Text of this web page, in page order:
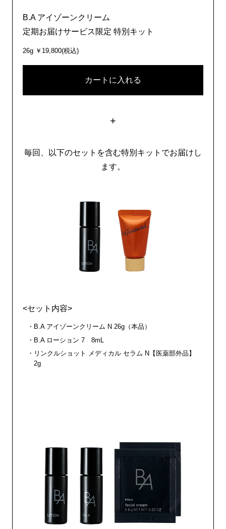
B.A アイゾーンクリーム
定期お届けサービス限定 特別キット
26g ￥19,800(税込)
カートに入れる
+
毎回、以下のセットを含む特別キットでお届けし
ます。
<セット内容>
B.A アイゾーンクリーム N 26g（本品）
B.A ローション 7 8mL
リンクルショット メディカル セラム N【医薬部外品】
2g